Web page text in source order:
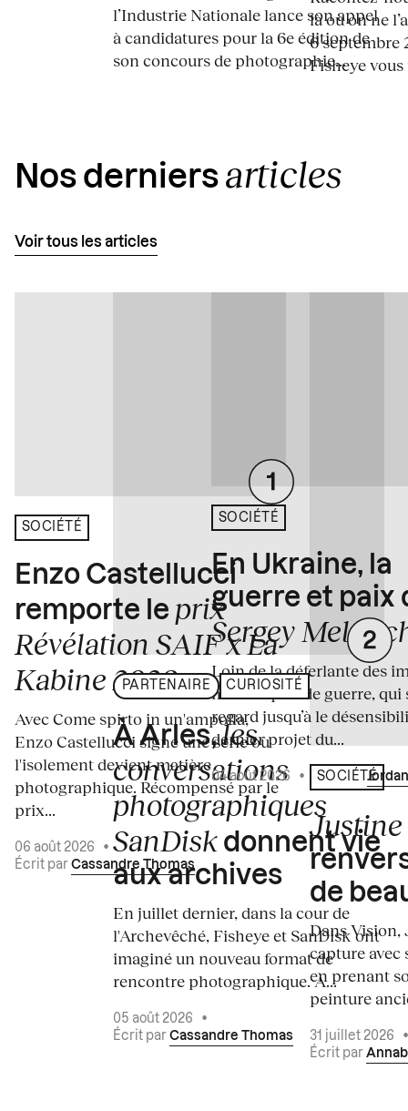
l’Industrie Nationale lance son appel
à candidatures pour la 6e édition de
son concours de photographie...
là où on ne
6 septembre
Fisheye
Nos derniers articles
Voir tous les articles
SOCIÉTÉ
Enzo Castellucci
remporte le prix
Révélation SAIF x La
Kabine 2026
Avec Come spirto in un'ampolla,
Enzo Castellucci signe une série où
l'isolement devient matière
photographique. Récompensé par le
prix...
06 août 2026
•
Écrit par Cassandre Thomas
PARTENAIRE CURIOSITÉ
À Arles,les
conversations
photographiques
SanDisk donnent vie
aux archives
En juillet dernier, dans la cour de
l'Archevêché, Fisheye et SanDisk ont
imaginé un nouveau format de
rencontre photographique. À...
05 août 2026
•
Écrit par Cassandre Thomas
SOCIÉTÉ
En Ukraine, la
guerre et paix
Sergey
Loin de la déferlante des
médiatiques de guerre, qui
regard jusqu’à le
dernier projet du...
04 août 2026 • Écrit par
SOCIÉTÉ
de
Dans
capture avec
en prenant
peinture
31 juillet 2026
Écrit par